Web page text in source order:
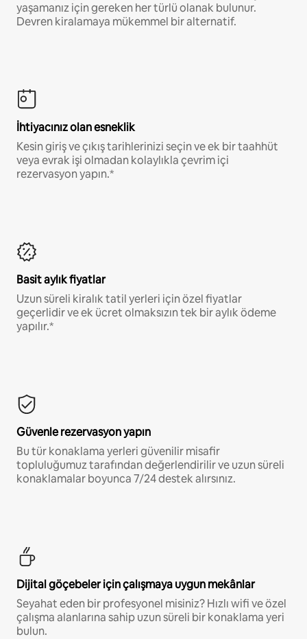
yaşamanız için gereken her türlü olanak bulunur.
Devren kiralamaya mükemmel bir alternatif.
İhtiyacınız olan esneklik
Kesin giriş ve çıkış tarihlerinizi seçin ve ek bir taahhüt
veya evrak işi olmadan kolaylıkla çevrim içi
rezervasyon yapın.*
Basit aylık fiyatlar
Uzun süreli kiralık tatil yerleri için özel fiyatlar
geçerlidir ve ek ücret olmaksızın tek bir aylık ödeme
yapılır.*
Güvenle rezervasyon yapın
Bu tür konaklama yerleri güvenilir misafir
topluluğumuz tarafından değerlendirilir ve uzun süreli
konaklamalar boyunca 7/24 destek alırsınız.
Dijital göçebeler için çalışmaya uygun mekânlar
Seyahat eden bir profesyonel misiniz? Hızlı wifi ve özel
çalışma alanlarına sahip uzun süreli bir konaklama yeri
bulun.